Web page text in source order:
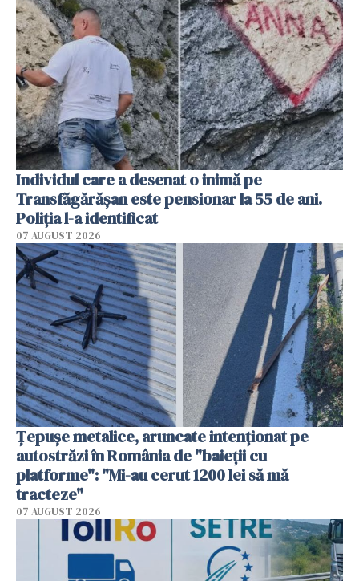
Individul care a desenat o inimă pe
Transfăgărășan este pensionar la 55 de ani.
Poliția l-a identificat
07 AUGUST 2026
Țepușe metalice, aruncate intenționat pe
autostrăzi în România de "baieții cu
platforme": "Mi-au cerut 1200 lei să mă
tracteze"
07 AUGUST 2026